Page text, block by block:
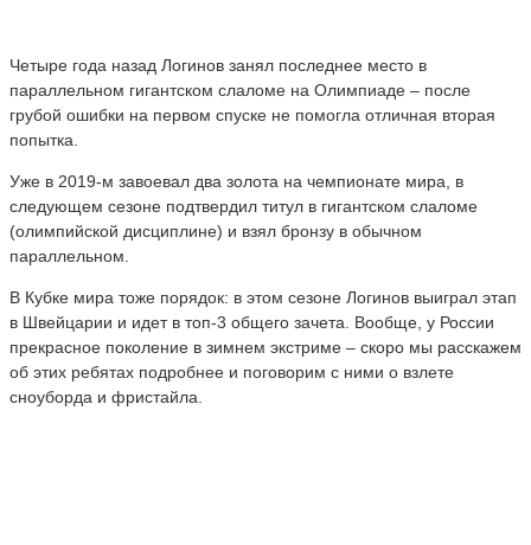
Четыре года назад Логинов занял последнее место в
параллельном гигантском слаломе на Олимпиаде – после
грубой ошибки на первом спуске не помогла отличная вторая
попытка.
Уже в 2019-м завоевал два золота на чемпионате мира, в
следующем сезоне подтвердил титул в гигантском слаломе
(олимпийской дисциплине) и взял бронзу в обычном
параллельном.
В Кубке мира тоже порядок: в этом сезоне Логинов выиграл этап
в Швейцарии и идет в топ-3 общего зачета. Вообще, у России
прекрасное поколение в зимнем экстриме – скоро мы расскажем
об этих ребятах подробнее и поговорим с ними о взлете
сноуборда и фристайла.